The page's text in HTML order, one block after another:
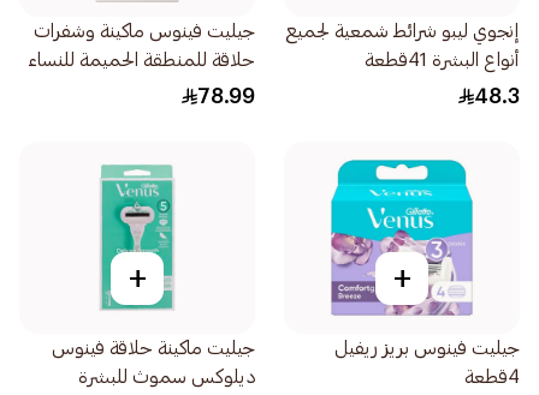
إنجوي ليبو شرائط شمعية لجميع
أنواع البشرة 41قطعة
48.3
جيليت فينوس ماكينة وشفرات
حلاقة للمنطقة الحميمة للنساء
2قطعة
78.99
+
جيليت فينوس بريز ريفيل
4قطعة
+
جيليت ماكينة حلاقة فينوس
ديلوكس سموث للبشرة